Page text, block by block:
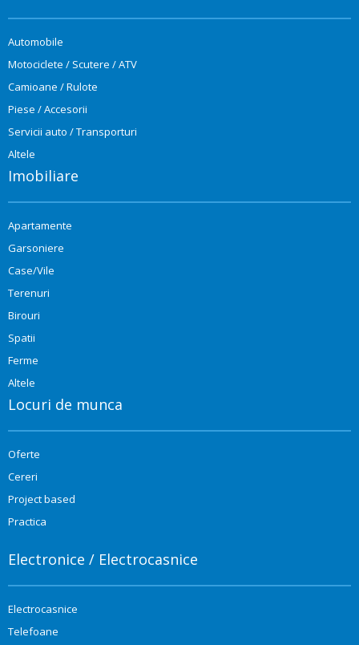
Automobile
Motociclete / Scutere / ATV
Camioane / Rulote
Piese / Accesorii
Servicii auto / Transporturi
Altele
Imobiliare
Apartamente
Garsoniere
Case/Vile
Terenuri
Birouri
Spatii
Ferme
Altele
Locuri de munca
Oferte
Cereri
Project based
Practica
Electronice / Electrocasnice
Electrocasnice
Telefoane